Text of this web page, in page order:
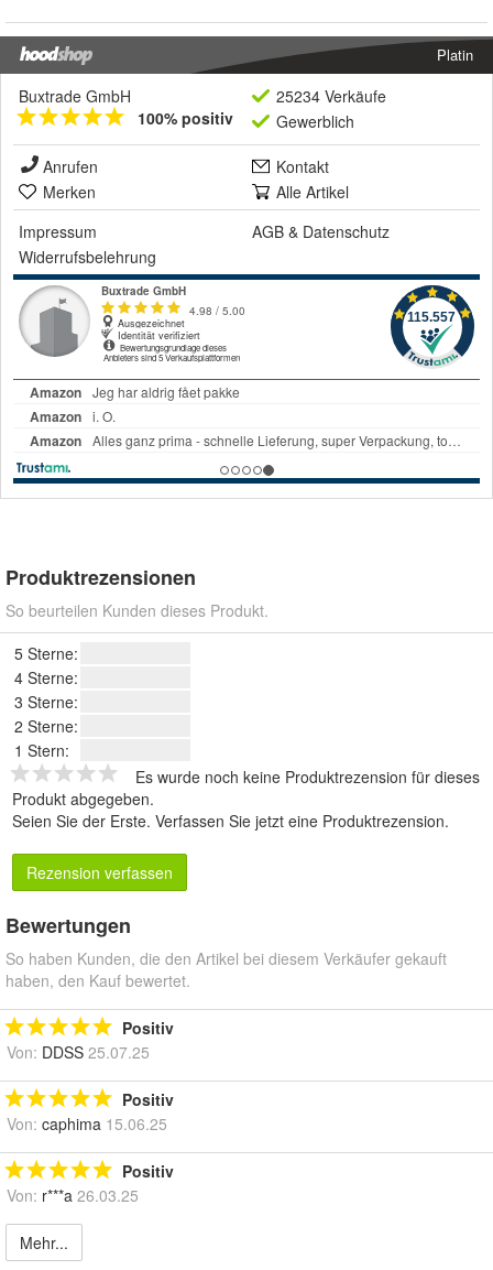
Platin
Buxtrade GmbH
100% positiv
25234 Verkäufe
Gewerblich
Anrufen
Kontakt
Merken
Alle Artikel
Impressum
AGB & Datenschutz
Widerrufsbelehrung
Produktrezensionen
So beurteilen Kunden dieses Produkt.
5 Sterne:
4 Sterne:
3 Sterne:
2 Sterne:
1 Stern:
Es wurde noch keine Produktrezension für dieses
Produkt abgegeben.
Seien Sie der Erste. Verfassen Sie jetzt eine Produktrezension.
Rezension verfassen
Bewertungen
So haben Kunden, die den Artikel bei diesem Verkäufer gekauft
haben, den Kauf bewertet.
Positiv
Von: DDSS 25.07.25
Positiv
Von: caphima 15.06.25
Positiv
Von: r***a 26.03.25
Mehr...